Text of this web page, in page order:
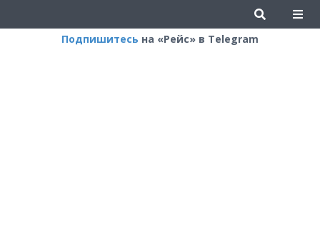
Подпишитесь на «Рейс» в Telegram